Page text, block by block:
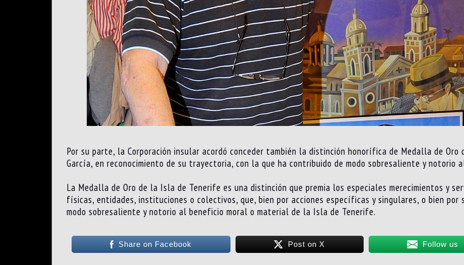
Por su parte, la Corporación insular acordó conceder también la distinción honorífica de Medalla de
García, en reconocimiento de su trayectoria, con la que ha contribuido de modo sobresaliente y notorio
La Medalla de Oro de la Isla de Tenerife es una distinción que premia los especiales merecimientos y
físicas, entidades, instituciones o colectivos, que, bien por acciones específicas y singulares, o bien
modo sobresaliente y notorio al beneficio moral o material de la Isla de Tenerife.
Share on Facebook Post on X Follow us